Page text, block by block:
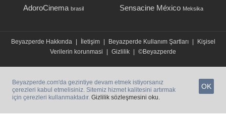
AdoroCinema brasil Sensacine México Meksika
Beyazperde Hakkında İletişim Beyazperde Kullanım Şartları
Kişisel
Verilerin korunmasi
Gizlilik ©Beyazperde
Beyazperde.com'da gezintiye devam etmek istiyorsanız
çerezleri kabul etmelisiniz. Sitemiz hizmet kalitesini artırmak
için çerezleri kullanmaktadır. Gizlilik sözleşmesini oku.
OK